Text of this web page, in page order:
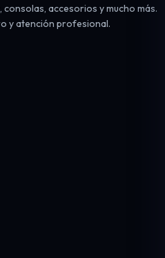
accesorios y mucho más.
y atención profesional.